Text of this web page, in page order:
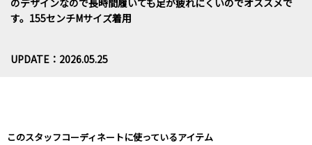
のデザインなので長時間履いても足が疲れにくいのでオススメで
す。155センチMサイズ着用
UPDATE：2026.05.25
このスタッフコーディネートに使っているアイテム